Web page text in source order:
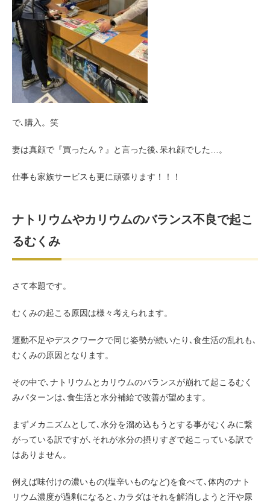
で､購入。笑
妻は真顔で『買ったん？』と言った後､呆れ顔でした…。
仕事も家族サービスも更に頑張ります！！！
ナトリウムやカリウムのバランス不良で起こ
るむくみ
さて本題です。
むくみの起こる原因は様々考えられます。
運動不足やデスクワークで同じ姿勢が続いたり､食生活の乱れも､
むくみの原因となります。
その中で､ナトリウムとカリウムのバランスが崩れて起こるむく
みパターンは､食生活と水分補給で改善が望めます。
まずメカニズムとして､水分を溜め込もうとする事がむくみに繋
がっている訳ですが､それが水分の摂りすぎで起こっている訳で
はありません。
例えば味付けの濃いもの(塩辛いものなど)を食べて､体内のナト
リウム濃度が過剰になると､カラダはそれを解消しようと汗や尿